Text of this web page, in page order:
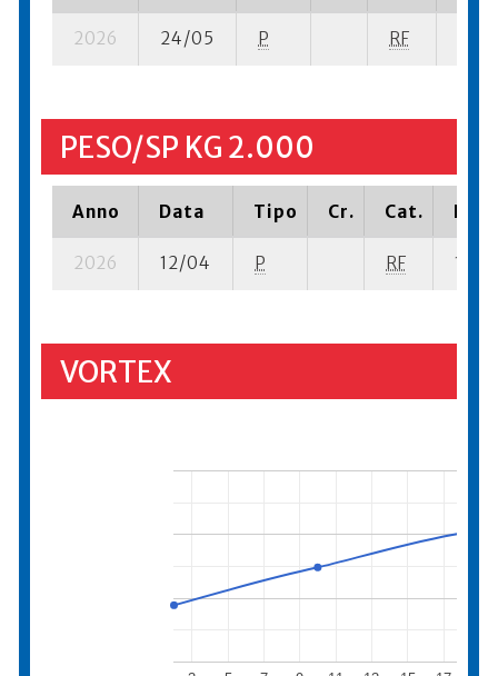
2026 24/05 P RF
PESO/SP KG 2.000
Anno Data Tipo Cr. Cat.
2026 12/04 P RF 12
VORTEX